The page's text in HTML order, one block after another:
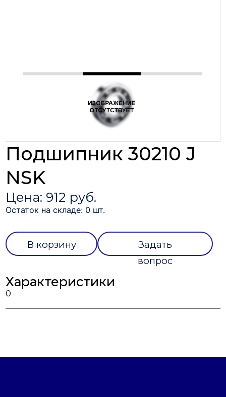
Подшипник 30210 J
NSK
Цена: 912 руб.
Остаток на складе: 0 шт.
В корзину
Задать
вопрос
Характеристики
0